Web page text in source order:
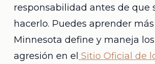
responsabilidad antes de que
hacerlo. Puedes aprender
Minnesota define y maneja
agresión en el Sitio Oficial de